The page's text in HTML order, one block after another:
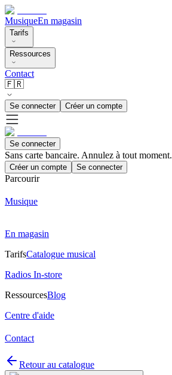
MusiqueEn magasin
Tarifs
Ressources
Contact
🇫🇷
Se connecter Créer un compte
Se connecter
Sans carte bancaire. Annulez à tout moment.
Créer un compte Se connecter
Parcourir
Musique
En magasin
TarifsCatalogue musical
Radios In-store
RessourcesBlog
Centre d'aide
Contact
Retour au catalogue